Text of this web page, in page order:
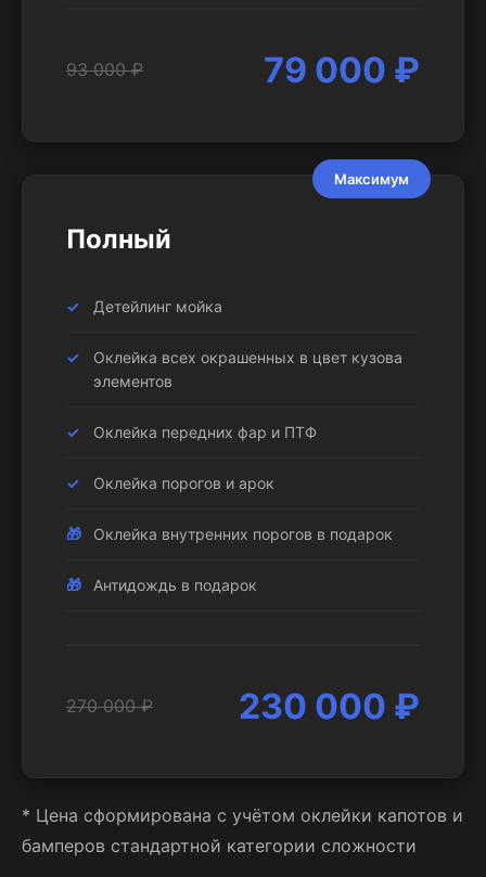
93 000 ₽ 79 000 ₽
Максимум
Полный
Детейлинг мойка
Оклейка всех окрашенных в цвет кузова
элементов
Оклейка передних фар и ПТФ
Оклейка порогов и арок
Оклейка внутренних порогов в подарок
Антидождь в подарок
270 000 ₽ 230 000 ₽
* Цена сформирована с учётом оклейки капотов и
бамперов стандартной категории сложности